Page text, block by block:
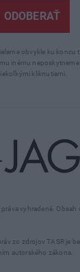
vyhradené.
zo zdrojov TASR je
autorského zákona.
ODOBERAŤ
obvykle ku koncu
inému
kliknutiami.